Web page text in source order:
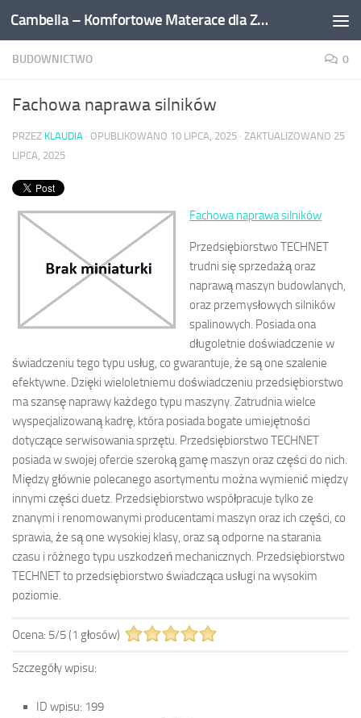
Przejdź do treści Cambella – Komfortowe Materace dla Zdrowego Snu
BUDOWNICTWO 0
Fachowa naprawa silników
PRZEZ KLAUDIA · OPUBLIKOWANO 10 LIPCA, 2025 · ZAKTUALIZOWANO 25
LIPCA, 2025
Fachowa naprawa silników
Przedsiębiorstwo TECHNET
trudni się sprzedażą oraz
naprawą maszyn budowlanych,
oraz przemysłowych silników
spalinowych. Posiada ona
długoletnie doświadczenie w
świadczeniu tego typu usług, co gwarantuje, że są one szalenie
efektywne. Dzięki wieloletniemu doświadczeniu przedsiębiorstwo
ma szansę naprawy każdego typu maszyny. Zatrudnia wielce
wyspecjalizowaną kadrę, która posiada bogate umiejętności
dotyczące serwisowania sprzętu. Przedsiębiorstwo TECHNET
posiada w swojej ofercie szeroką gamę maszyn oraz części do nich.
Między głównie polecanego asortymentu można wymienić między
innymi części duetz. Przedsiębiorstwo współpracuje tylko ze
znanymi i renomowanymi producentami maszyn oraz ich części, co
sprawia, że są one wysokiej klasy, oraz są odporne na starania
czasu i różnego typu uszkodzeń mechanicznych. Przedsiębiorstwo
TECHNET to przedsiębiorstwo świadcząca usługi na wysokim
poziomie.
Ocena: 5/5(1 głosów)
Szczegóły wpisu:
ID wpisu: 199